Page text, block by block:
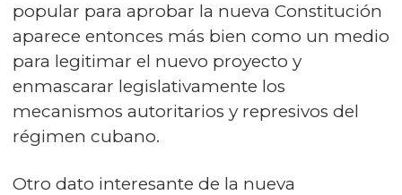
popular para aprobar la nueva Constitución
aparece entonces más bien como un medio
para legitimar el nuevo proyecto y
enmascarar legislativamente los
mecanismos autoritarios y represivos del
régimen cubano.
Otro dato interesante de la nueva